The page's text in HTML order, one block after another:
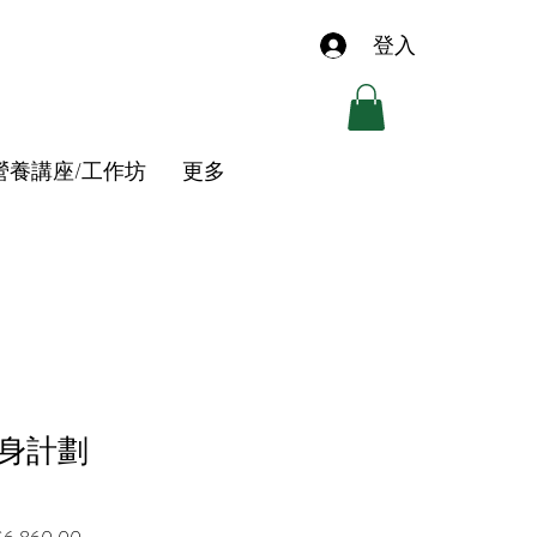
登入
養講座/工作坊 更多
計劃